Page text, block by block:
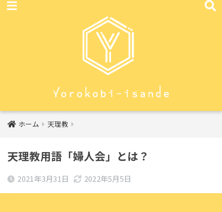
ホーム 天理教
天理教用語「婦人会」とは？
2021年3月31日 2022年5月5日